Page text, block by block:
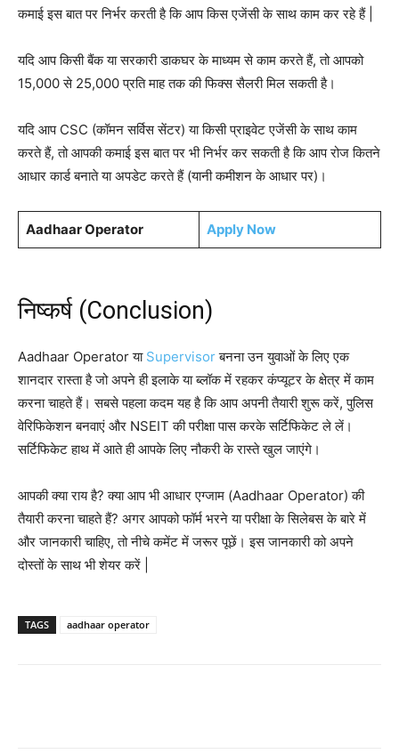
कमाई इस बात पर निर्भर करती है कि आप किस एजेंसी के साथ काम कर रहे हैं |
यदि आप किसी बैंक या सरकारी डाकघर के माध्यम से काम करते हैं, तो आपको
15,000 से 25,000 प्रति माह तक की फिक्स सैलरी मिल सकती है।
यदि आप CSC (कॉमन सर्विस सेंटर) या किसी प्राइवेट एजेंसी के साथ काम
करते हैं, तो आपकी कमाई इस बात पर भी निर्भर कर सकती है कि आप रोज कितने
आधार कार्ड बनाते या अपडेट करते हैं (यानी कमीशन के आधार पर)।
Aadhaar Operator Apply Now
निष्कर्ष (Conclusion)
Aadhaar Operator या Supervisorबनना उन युवाओं के लिए एक
शानदार रास्ता है जो अपने ही इलाके या ब्लॉक में रहकर कंप्यूटर के क्षेत्र में काम
करना चाहते हैं। सबसे पहला कदम यह है कि आप अपनी तैयारी शुरू करें, पुलिस
वेरिफिकेशन बनवाएं और NSEIT की परीक्षा पास करके सर्टिफिकेट ले लें।
सर्टिफिकेट हाथ में आते ही आपके लिए नौकरी के रास्ते खुल जाएंगे।
आपकी क्या राय है? क्या आप भी आधार एग्जाम (Aadhaar Operator) की
तैयारी करना चाहते हैं? अगर आपको फॉर्म भरने या परीक्षा के सिलेबस के बारे में
और जानकारी चाहिए, तो नीचे कमेंट में जरूर पूछें। इस जानकारी को अपने
दोस्तों के साथ भी शेयर करें |
TAGS aadhaar operator